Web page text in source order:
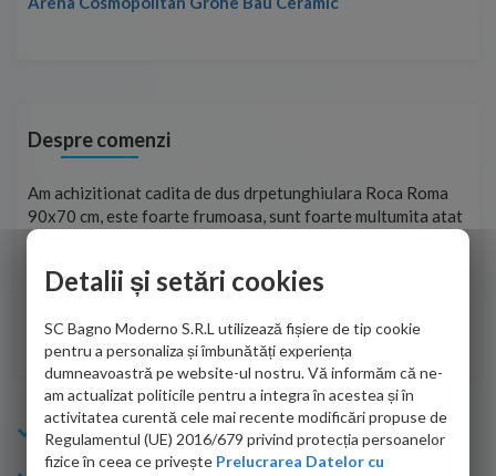
Despre comenzi
Am achizitionat cadita de dus drpetunghiulara Roca Roma
90x70 cm, este foarte frumoasa, sunt foarte multumita atat
de personalul firmei dvs. cu care am colaborat in obtinerea
adus coletul in siguranta.Numai bine, va doresc!
Sofrone Viviana -28.07.2026
Info Bagno
Detalii și setări cookies
SC Bagno Moderno S.R.L utilizează fișiere de tip cookie
pentru a personaliza și îmbunătăți experiența
dumneavoastră pe website-ul nostru. Vă informăm că ne-
am actualizat politicile pentru a integra în acestea și în
activitatea curentă cele mai recente modificări propuse de
Regulamentul (UE) 2016/679 privind protecția persoanelor
fizice în ceea ce privește Prelucrarea Datelor cu